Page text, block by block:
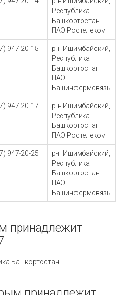
Республика
Башкортостан
ПАО Ростелеком
947-20-15
р-н Ишимбайский,
Республика
Башкортостан
ПАО
Башинформсвязь
947-20-17
р-н Ишимбайский,
Республика
Башкортостан
ПАО Ростелеком
947-20-25
р-н Ишимбайский,
Республика
Башкортостан
ПАО
Башинформсвязь
принадлежит
Башкортостан